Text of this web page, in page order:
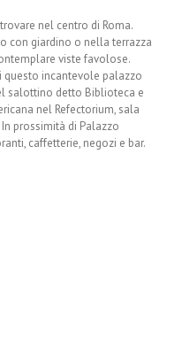
nel centro di Roma.
con giardino o nella terrazza
viste favolose.
questo incantevole palazzo
salottino detto Biblioteca e
nel Refectorium, sala
prossimità di Palazzo
caffetterie, negozi e bar.